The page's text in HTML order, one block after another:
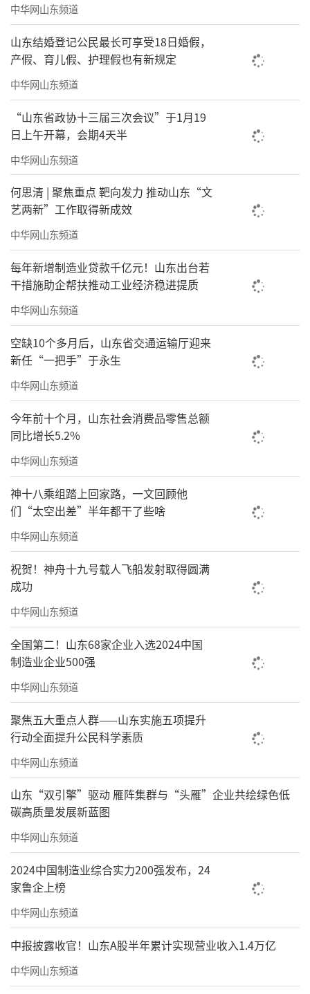
作为国务院批复设立的国家级新区，青岛
西海岸新区肩负着经略海洋、自贸试验区建设
等国家战略使命，“十四五”期间，地区生产
总值年均增长6.5%、2025年达到5534亿元，是
中国北方除直辖市外第一个也是唯一一个迈
入“5000亿级俱乐部”的区。作为潜力无限的
发展热土、蓄势腾飞的产业新城、朝气蓬勃的
活力之城，新区总人口268.8万人，平均年龄36.
3岁，拥有43万市场主体、4039家规上企业；高
端化工新材料、智能家电等千亿级优势产业集
群持续壮大，集成电路、新型显示等新兴产业
垂直崛起，具身智能、氢能、低空经济等未来
产业加快发展；中国海洋大学、中国石油大学
等18所高校集聚22.6万名师生，12家全国重点
实验室、404家省部级以上科创平台聚势赋能；
新区始终把优化营商环境作为全区“一号改革
工程”，累计推出1600余项攻坚举措，服务项
目建设、企业发展的“西海岸速度”不断刷
新。
选择西海岸，就是选择机遇；扎根西海岸，就
是共赢未来。此次对话会既是一次发展机遇的
真诚分享，更是一次深化合作的双向奔赴。青
岛西海岸新区真诚希望广大企业家和朋友们，
以“对话”为桥梁、以合作为纽带，走进新
区，感受这里海的辽阔与山的厚重；投资新
区，把握这里产业的脉搏与创新的浪潮；扎根
新区，结成更加紧密的“合伙人”，共同谱写
中国式现代化建设的时代篇章。
（文/王沛 来源：人民日报客户端山东频
道）
中华网山东频道
山东结婚登记公民最长可享受18日婚假，
产假、育儿假、护理假也有新规定
中华网山东频道
“山东省政协十三届三次会议”于1月19
日上午开幕，会期4天半
中华网山东频道
何思清 | 聚焦重点 靶向发力 推动山东“文
艺两新”工作取得新成效
中华网山东频道
每年新增制造业贷款千亿元！山东出台若
干措施助企帮扶推动工业经济稳进提质
中华网山东频道
空缺10个多月后，山东省交通运输厅迎来
新任“一把手”于永生
中华网山东频道
今年前十个月，山东社会消费品零售总额
同比增长5.2%
中华网山东频道
神十八乘组踏上回家路，一文回顾他
们“太空出差”半年都干了些啥
中华网山东频道
祝贺！神舟十九号载人飞船发射取得圆满
成功
中华网山东频道
全国第二！山东68家企业入选2024中国
制造业企业500强
中华网山东频道
聚焦五大重点人群——山东实施五项提升
行动全面提升公民科学素质
中华网山东频道
山东“双引擎”驱动 雁阵集群与“头雁”企业共绘绿色低
碳高质量发展新蓝图
中华网山东频道
2024中国制造业综合实力200强发布，24
家鲁企上榜
中华网山东频道
中报披露收官！山东A股半年累计实现营业收入1.4万亿
中华网山东频道